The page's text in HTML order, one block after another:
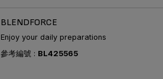
BLENDFORCE
Enjoy your daily preparations
參考編號 : BL425565